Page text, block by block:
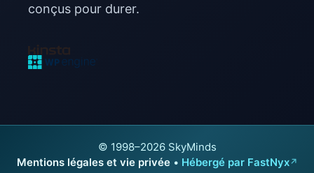
conçus pour durer.
© 1998–2026 SkyMinds
Mentions légales et vie privée • Hébergé par FastNyx